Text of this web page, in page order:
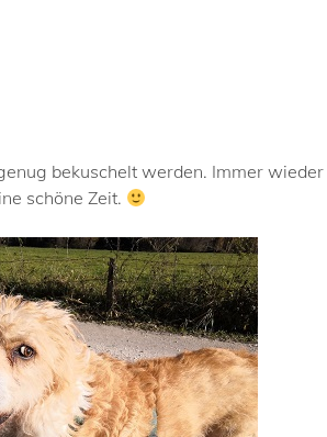
bekuschelt werden. Immer
schöne Zeit.